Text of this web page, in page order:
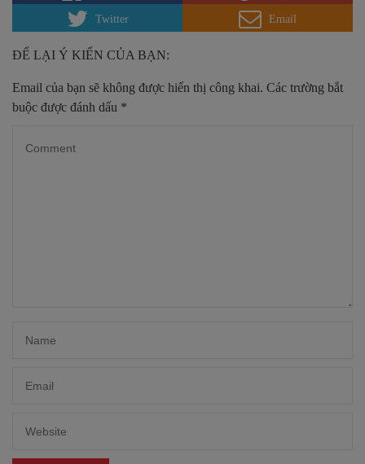
Twitter Email
ĐỂ LẠI Ý KIẾN CỦA BẠN:
Email của bạn sẽ không được hiển thị công khai. Các trường bắt
buộc được đánh dấu *